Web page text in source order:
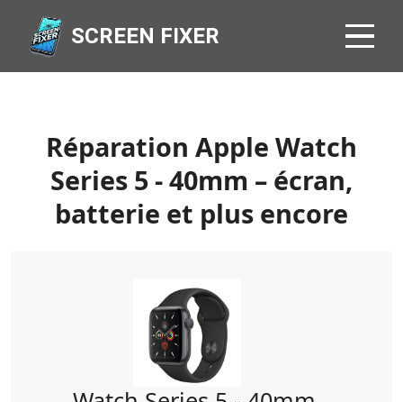
SCREEN FIXER
Réparation Apple Watch
Series 5 - 40mm – écran,
batterie et plus encore